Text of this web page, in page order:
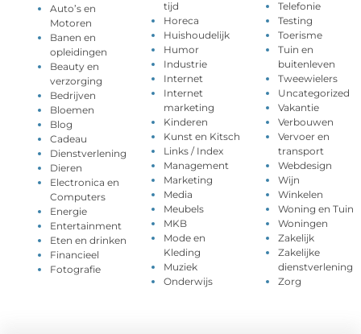
Auto’s en
Motoren
Banen en
opleidingen
Beauty en
verzorging
Bedrijven
Bloemen
Blog
Cadeau
Dienstverlening
Dieren
Electronica en
Computers
Energie
Entertainment
Eten en drinken
Financieel
Fotografie
tijd
Horeca
Huishoudelijk
Humor
Industrie
Internet
Internet
marketing
Kinderen
Kunst en Kitsch
Links / Index
Management
Marketing
Media
Meubels
MKB
Mode en
Kleding
Muziek
Onderwijs
Telefonie
Testing
Toerisme
Tuin en
buitenleven
Tweewielers
Uncategorized
Vakantie
Verbouwen
Vervoer en
transport
Webdesign
Wijn
Winkelen
Woning en Tuin
Woningen
Zakelijk
Zakelijke
dienstverlening
Zorg